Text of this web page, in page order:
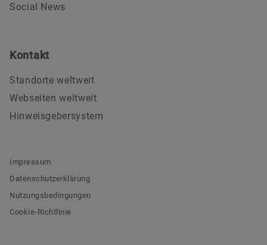
Social News
Kontakt
Standorte weltweit
Webseiten weltweit
Hinweisgebersystem
Impressum
Datenschutzerklärung
Nutzungsbedingungen
Cookie-Richtlinie